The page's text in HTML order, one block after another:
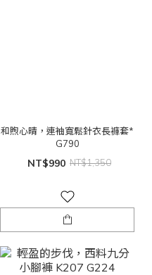
和煦心晴，連袖寬鬆針衣長褲套*
G790
NT$990 NT$1,350